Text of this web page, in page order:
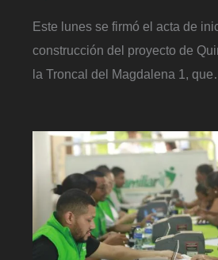
Este lunes se firmó el acta de
construcción del proyecto de
la Troncal del Magdalena 1,